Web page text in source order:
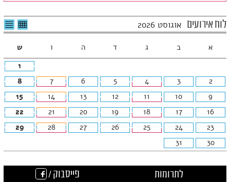
לוח אירועים אוגוסט 2026 לצפיה
בטבלה
א ב ג ד ה ו
ש
1
2
3
4
5
6
7
8
9
10
11
12
13
14
15
16
17
18
19
20
21
22
23
24
25
26
27
28
29
30
31
לתרומות פייסבוק /